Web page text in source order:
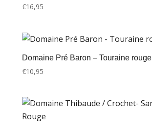
€16,95
Domaine Pré Baron – Touraine rouge
€10,95